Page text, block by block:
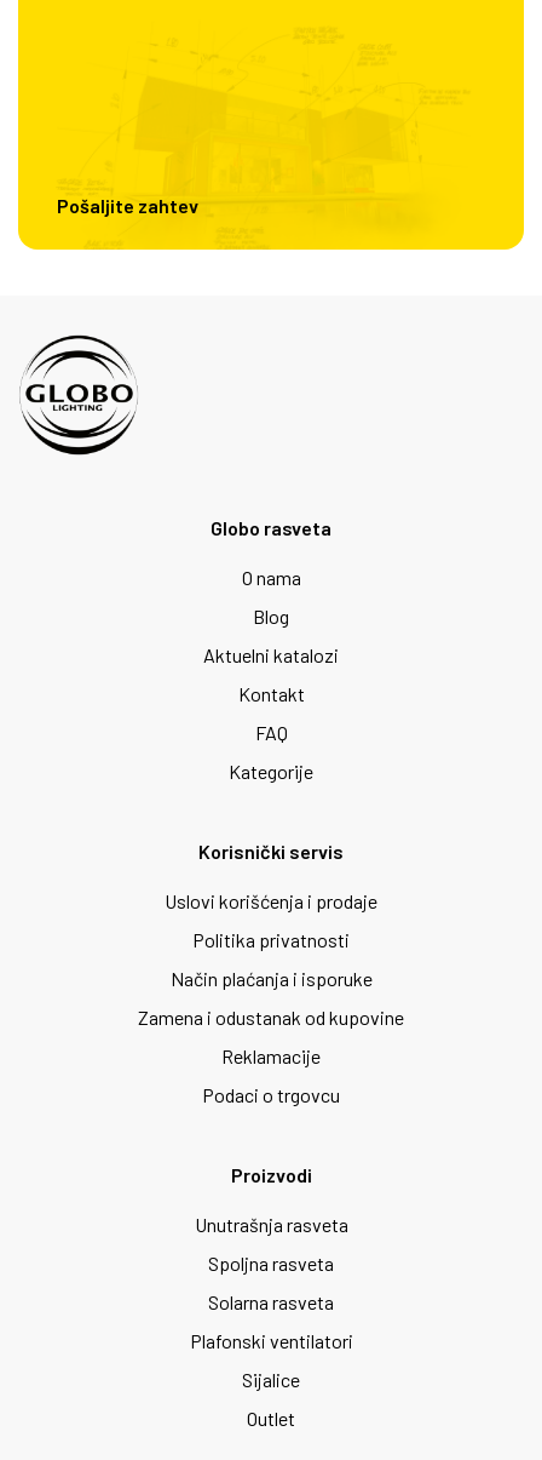
Pošaljite zahtev
Globo rasveta
O nama
Blog
Aktuelni katalozi
Kontakt
FAQ
Kategorije
Korisnički servis
Uslovi korišćenja i prodaje
Politika privatnosti
Način plaćanja i isporuke
Zamena i odustanak od kupovine
Reklamacije
Podaci o trgovcu
Proizvodi
Unutrašnja rasveta
Spoljna rasveta
Solarna rasveta
Plafonski ventilatori
Sijalice
Outlet